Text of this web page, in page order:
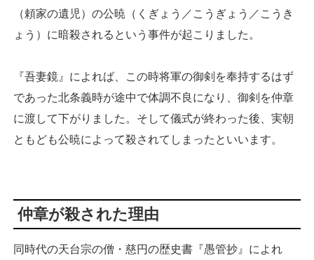
（頼家の遺児）の公暁（くぎょう／こうぎょう／こうき
ょう）に暗殺されるという事件が起こりました。
『吾妻鏡』によれば、この時将軍の御剣を奉持するはず
であった北条義時が途中で体調不良になり、御剣を仲章
に渡して下がりました。そして儀式が終わった後、実朝
ともども公暁によって殺されてしまったといいます。
仲章が殺された理由
同時代の天台宗の僧・慈円の歴史書『愚管抄』によれ